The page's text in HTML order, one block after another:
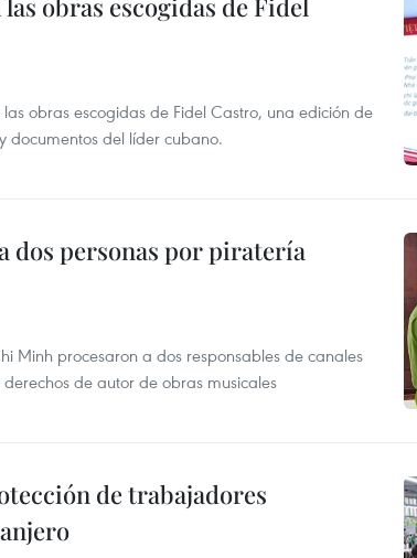
obras escogidas de Fidel
obras escogidas de Fidel Castro, una edición de
documentos del líder cubano.
dos personas por piratería
Minh procesaron a dos responsables de canales
de autor de obras musicales
de trabajadores